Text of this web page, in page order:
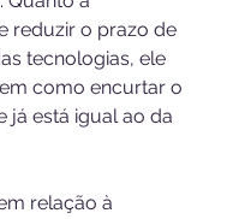
reduzir o prazo de
tecnologias, ele
como encurtar o
já está igual ao da
relação à